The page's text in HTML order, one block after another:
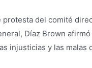
protesta del comité
Díaz Brown
injusticias y las